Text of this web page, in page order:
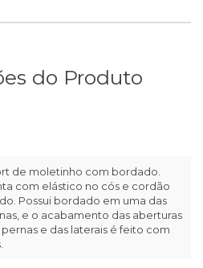
do Produto
de moletinho com bordado.
com elástico no cós e cordão
Possui bordado em uma das
e o acabamento das aberturas
pernas e das laterais é feito com